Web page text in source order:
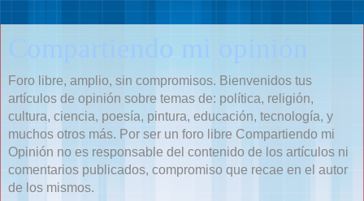
Compartiendo mi opinión
Foro libre, amplio, sin compromisos. Bienvenidos tus
artículos de opinión sobre temas de: política, religión,
cultura, ciencia, poesía, pintura, educación, tecnología, y
muchos otros más. Por ser un foro libre Compartiendo mi
Opinión no es responsable del contenido de los artículos ni
comentarios publicados, compromiso que recae en el autor
de los mismos.